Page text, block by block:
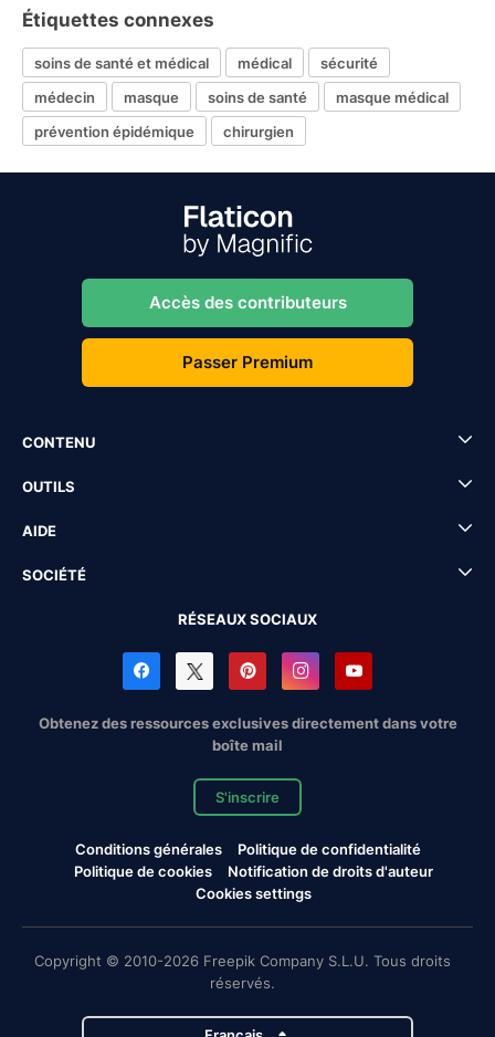
Étiquettes connexes
soins de santé et médical médical
sécurité
médecin
masque soins de santé
masque médical
prévention épidémique
chirurgien
Accès des contributeurs
Passer Premium
CONTENU
OUTILS
AIDE
SOCIÉTÉ
RÉSEAUX SOCIAUX
Obtenez des ressources exclusives directement dans votre
boîte mail
S'inscrire
Conditions générales
Politique de confidentialité
Politique de cookies
Notification de droits d'auteur
Cookies settings
Copyright © 2010-2026 Freepik Company S.L.U. Tous droits
réservés.